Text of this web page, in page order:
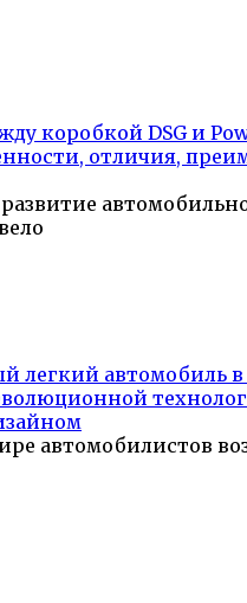
коробкой DSG и
отличия,
легкий автомобиль в
автомобилистов